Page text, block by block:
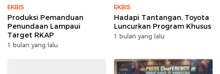
EKBIS
Produksi Pemanduan
Penundaan Lampaui
Target RKAP
1 bulan yang lalu
EKBIS
Hadapi Tantangan, Toyota
Luncurkan Program Khusus
1 bulan yang lalu